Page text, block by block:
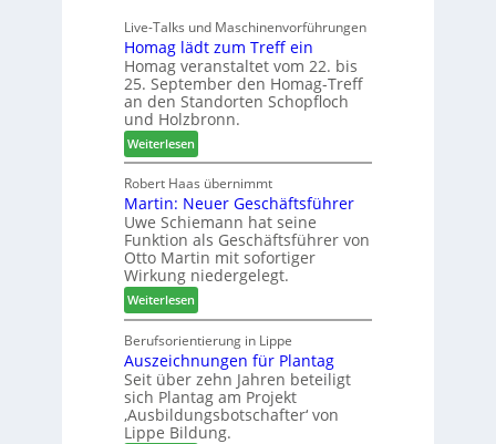
e
n
a
u
s
f
ü
r
W
e
m
h
n
e
r
c
h
e
n
s
t
a
u
r
a
u
m
-
S
o
r
t
i
m
e
n
Live-Talks und Maschinenvorführungen
Homag lädt zum Treff ein
Homag veranstaltet vom 22. bis
25. September den Homag-Treff
an den Standorten Schopfloch
und Holzbronn.
Weiterlesen:
H
o
m
a
g
l
ä
d
t
z
u
m
T
r
Robert Haas übernimmt
Martin: Neuer Geschäftsführer
Uwe Schiemann hat seine
Funktion als Geschäftsführer von
Otto Martin mit sofortiger
Wirkung niedergelegt.
Weiterlesen:
M
a
r
t
i
n
:
Berufsorientierung in Lippe
Auszeichnungen für Plantag
Seit über zehn Jahren beteiligt
sich Plantag am Projekt
‚Ausbildungsbotschafter‘ von
Lippe Bildung.